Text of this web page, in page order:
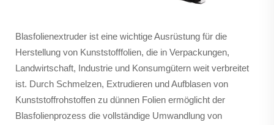
Blasfolienextruder ist eine wichtige Ausrüstung für die
Herstellung von Kunststofffolien, die in Verpackungen,
Landwirtschaft, Industrie und Konsumgütern weit verbreitet
ist. Durch Schmelzen, Extrudieren und Aufblasen von
Kunststoffrohstoffen zu dünnen Folien ermöglicht der
Blasfolienprozess die vollständige Umwandlung von